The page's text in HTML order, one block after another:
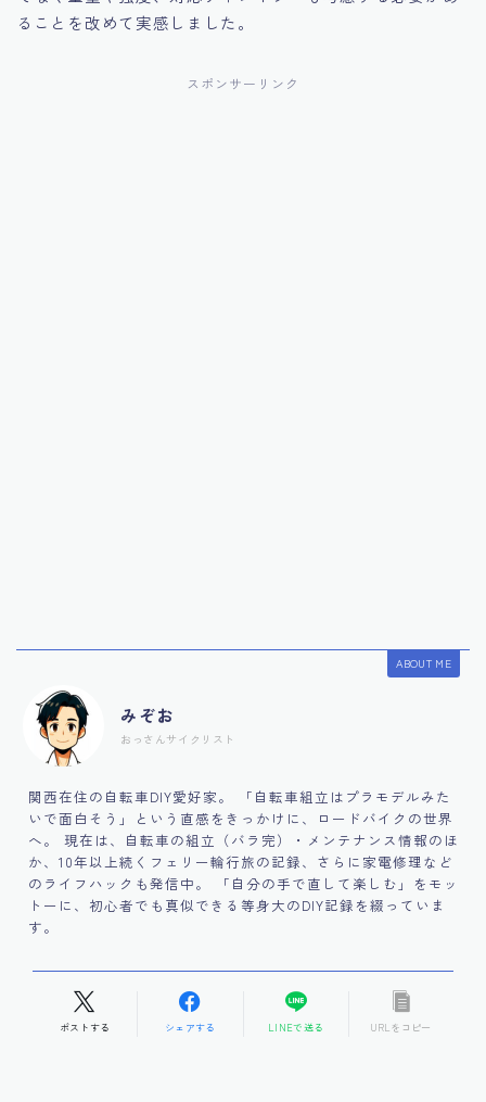
ることを改めて実感しました。
スポンサーリンク
ABOUT ME
みぞお
おっさんサイクリスト
関西在住の自転車DIY愛好家。 「自転車組立はプラモデルみた
いで面白そう」という直感をきっかけに、ロードバイクの世界
へ。 現在は、自転車の組立（バラ完）・メンテナンス情報のほ
か、10年以上続くフェリー輪行旅の記録、さらに家電修理など
のライフハックも発信中。 「自分の手で直して楽しむ」をモッ
トーに、初心者でも真似できる等身大のDIY記録を綴っていま
す。
ポストする シェアする LINEで送る URLをコピー